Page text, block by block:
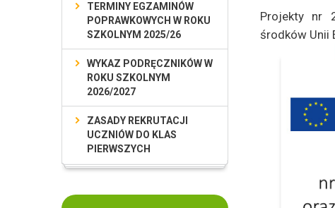
Projekty nr
środków Unii
TERMINY EGZAMINÓW
POPRAWKOWYCH W ROKU
SZKOLNYM 2025/26
WYKAZ PODRĘCZNIKÓW W
ROKU SZKOLNYM
2026/2027
ZASADY REKRUTACJI
UCZNIÓW DO KLAS
PIERWSZYCH